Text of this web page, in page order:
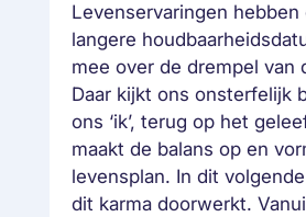
Levenservaringen hebben
langere
mee over de drempel van
Daar kijkt ons onsterfelijk
ons ‘ik’, terug op het
maakt de balans op en
levensplan. In dit
dit karma doorwerkt.